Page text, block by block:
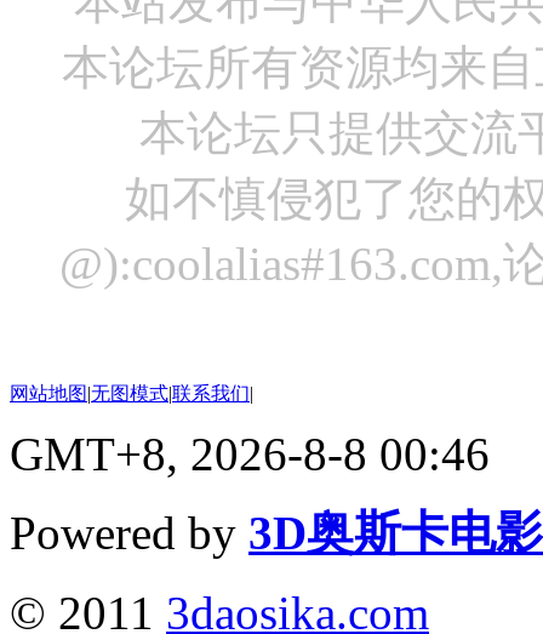
本论坛所有资源均来
本论坛只提供交流
如不慎侵犯了您的
网站地图|无图模式|联系我们|
GMT+8, 2026-8-8 00:46
Powered by 3D奥斯卡电
© 2011 3daosika.com